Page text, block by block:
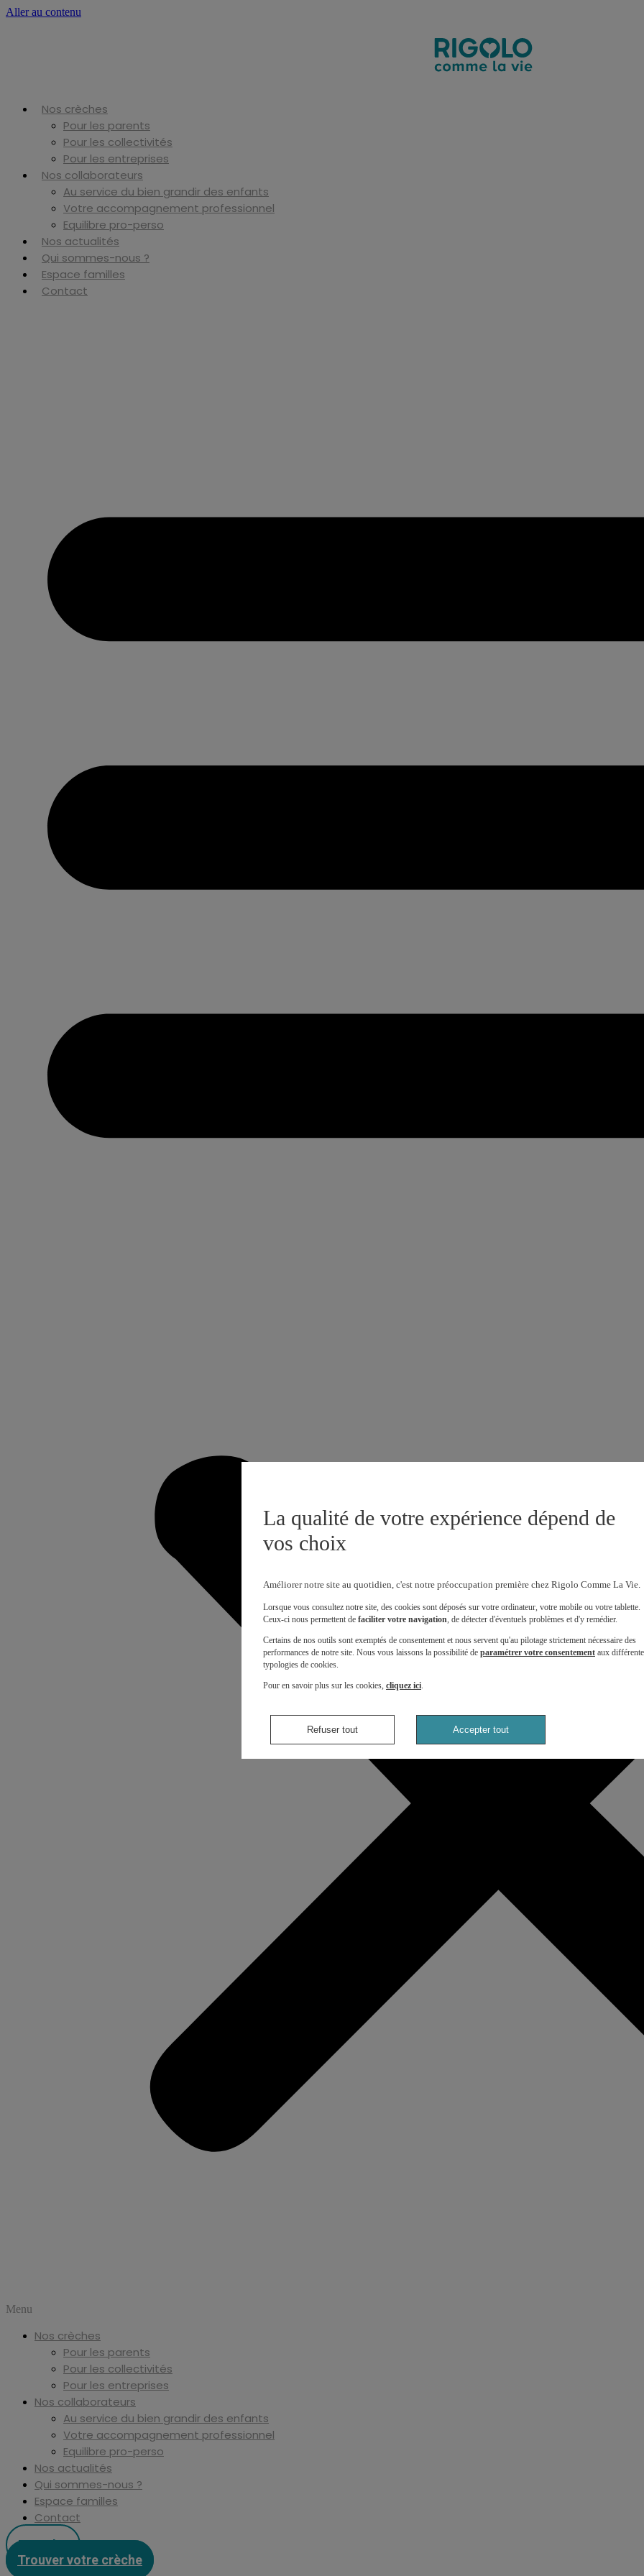
Aller au contenu
Nos crèches
Pour les parents
Pour les collectivités
Pour les entreprises
Nos collaborateurs
Au service du bien grandir des enfants
Votre accompagnement professionnel
Equilibre pro-perso
Nos actualités
Qui sommes-nous ?
Espace familles
Contact
Menu
Nos crèches
Pour les parents
Pour les collectivités
Pour les entreprises
Nos collaborateurs
Au service du bien grandir des enfants
Votre accompagnement professionnel
Equilibre pro-perso
Nos actualités
Qui sommes-nous ?
Espace familles
Contact
Postuler
Trouver votre crèche
La qualité de votre expérience dépend de
vos choix
Améliorer notre site au quotidien, c'est notre préoccupation première chez Rigolo Comme La Vie.
Lorsque vous consultez notre site, des cookies sont déposés sur votre ordinateur, votre mobile ou votre tablette.
Ceux-ci nous permettent de faciliter votre navigation , de détecter d'éventuels problèmes et d'y remédier.
Certains de nos outils sont exemptés de consentement et nous servent qu'au pilotage strictement nécessaire des
performances de notre site. Nous vous laissons la possibilité de paramétrer votre consentement aux
typologies de cookies.
Pour en savoir plus sur les cookies, cliquez ici
Refuser tout Accepter tout